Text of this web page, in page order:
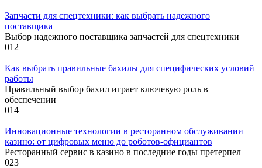
Запчасти для спецтехники: как выбрать надежного
поставщика
Выбор надежного поставщика запчастей для спецтехники
012
Как выбрать правильные бахилы для специфических условий
работы
Правильный выбор бахил играет ключевую роль в
обеспечении
014
Инновационные технологии в ресторанном обслуживании
казино: от цифровых меню до роботов-официантов
Ресторанный сервис в казино в последние годы претерпел
023